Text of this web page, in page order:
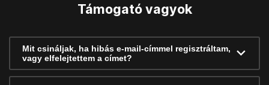
Támogató vagyok
Mit csináljak, ha hibás e-mail-címmel regisztráltam,
vagy elfelejtettem a címet?